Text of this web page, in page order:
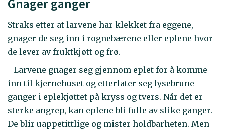
Gnager ganger
Straks etter at larvene har klekket fra eggene,
gnager de seg inn i rognebærene eller eplene hvor
de lever av fruktkjøtt og frø.
- Larvene gnager seg gjennom eplet for å komme
inn til kjernehuset og etterlater seg lysebrune
ganger i eplekjøttet på kryss og tvers. Når det er
sterke angrep, kan eplene bli fulle av slike ganger.
De blir uappetittlige og mister holdbarheten. Men